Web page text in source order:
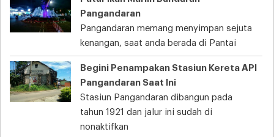
Pangandaran
Pangandaran memang menyimpan sejuta
kenangan, saat anda berada di Pantai
Begini Penampakan Stasiun Kereta API
Pangandaran Saat Ini
Stasiun Pangandaran dibangun pada
tahun 1921 dan jalur ini sudah di
nonaktifkan